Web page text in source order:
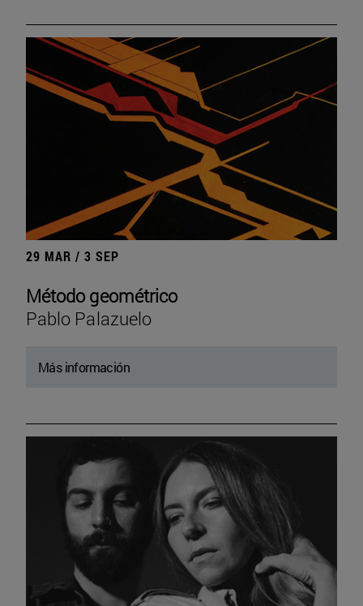
29 MAR / 3 SEP
Método geométrico
Pablo Palazuelo
Más información